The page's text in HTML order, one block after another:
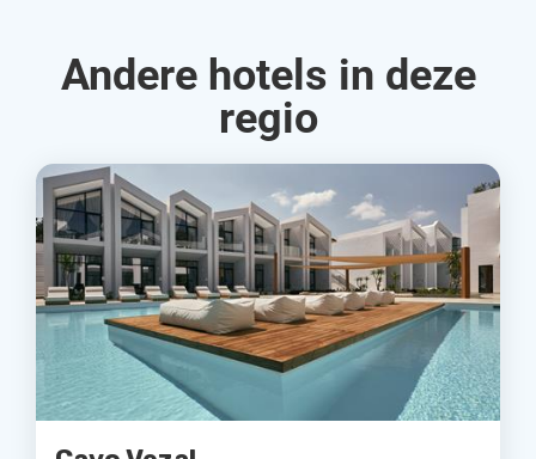
Andere hotels in deze
regio